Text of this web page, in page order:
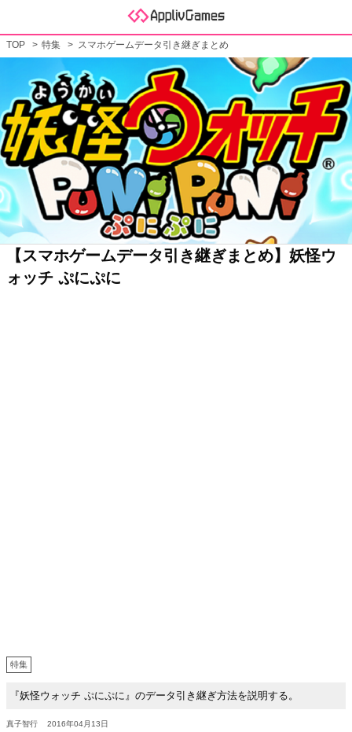
TOP 特集 スマホゲームデータ引き継ぎまとめ
【スマホゲームデータ引き継ぎまとめ】妖怪ウ
ォッチ ぷにぷに
特集
『妖怪ウォッチ ぷにぷに』のデータ引き継ぎ方法を説明する。
真子智行 2016年04月13日